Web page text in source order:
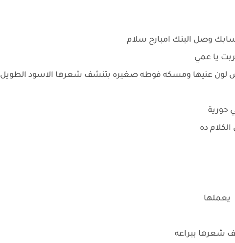
وصل البنك امبارح سلام
يا عمي
عنيها ومسكه فوطه صغيره بتنشف شعرها الاسود الطويل
حورية
ده
يعملها
شعرها ببراعه